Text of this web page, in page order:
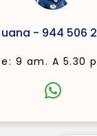
- 944 506
9 am. A 5.30